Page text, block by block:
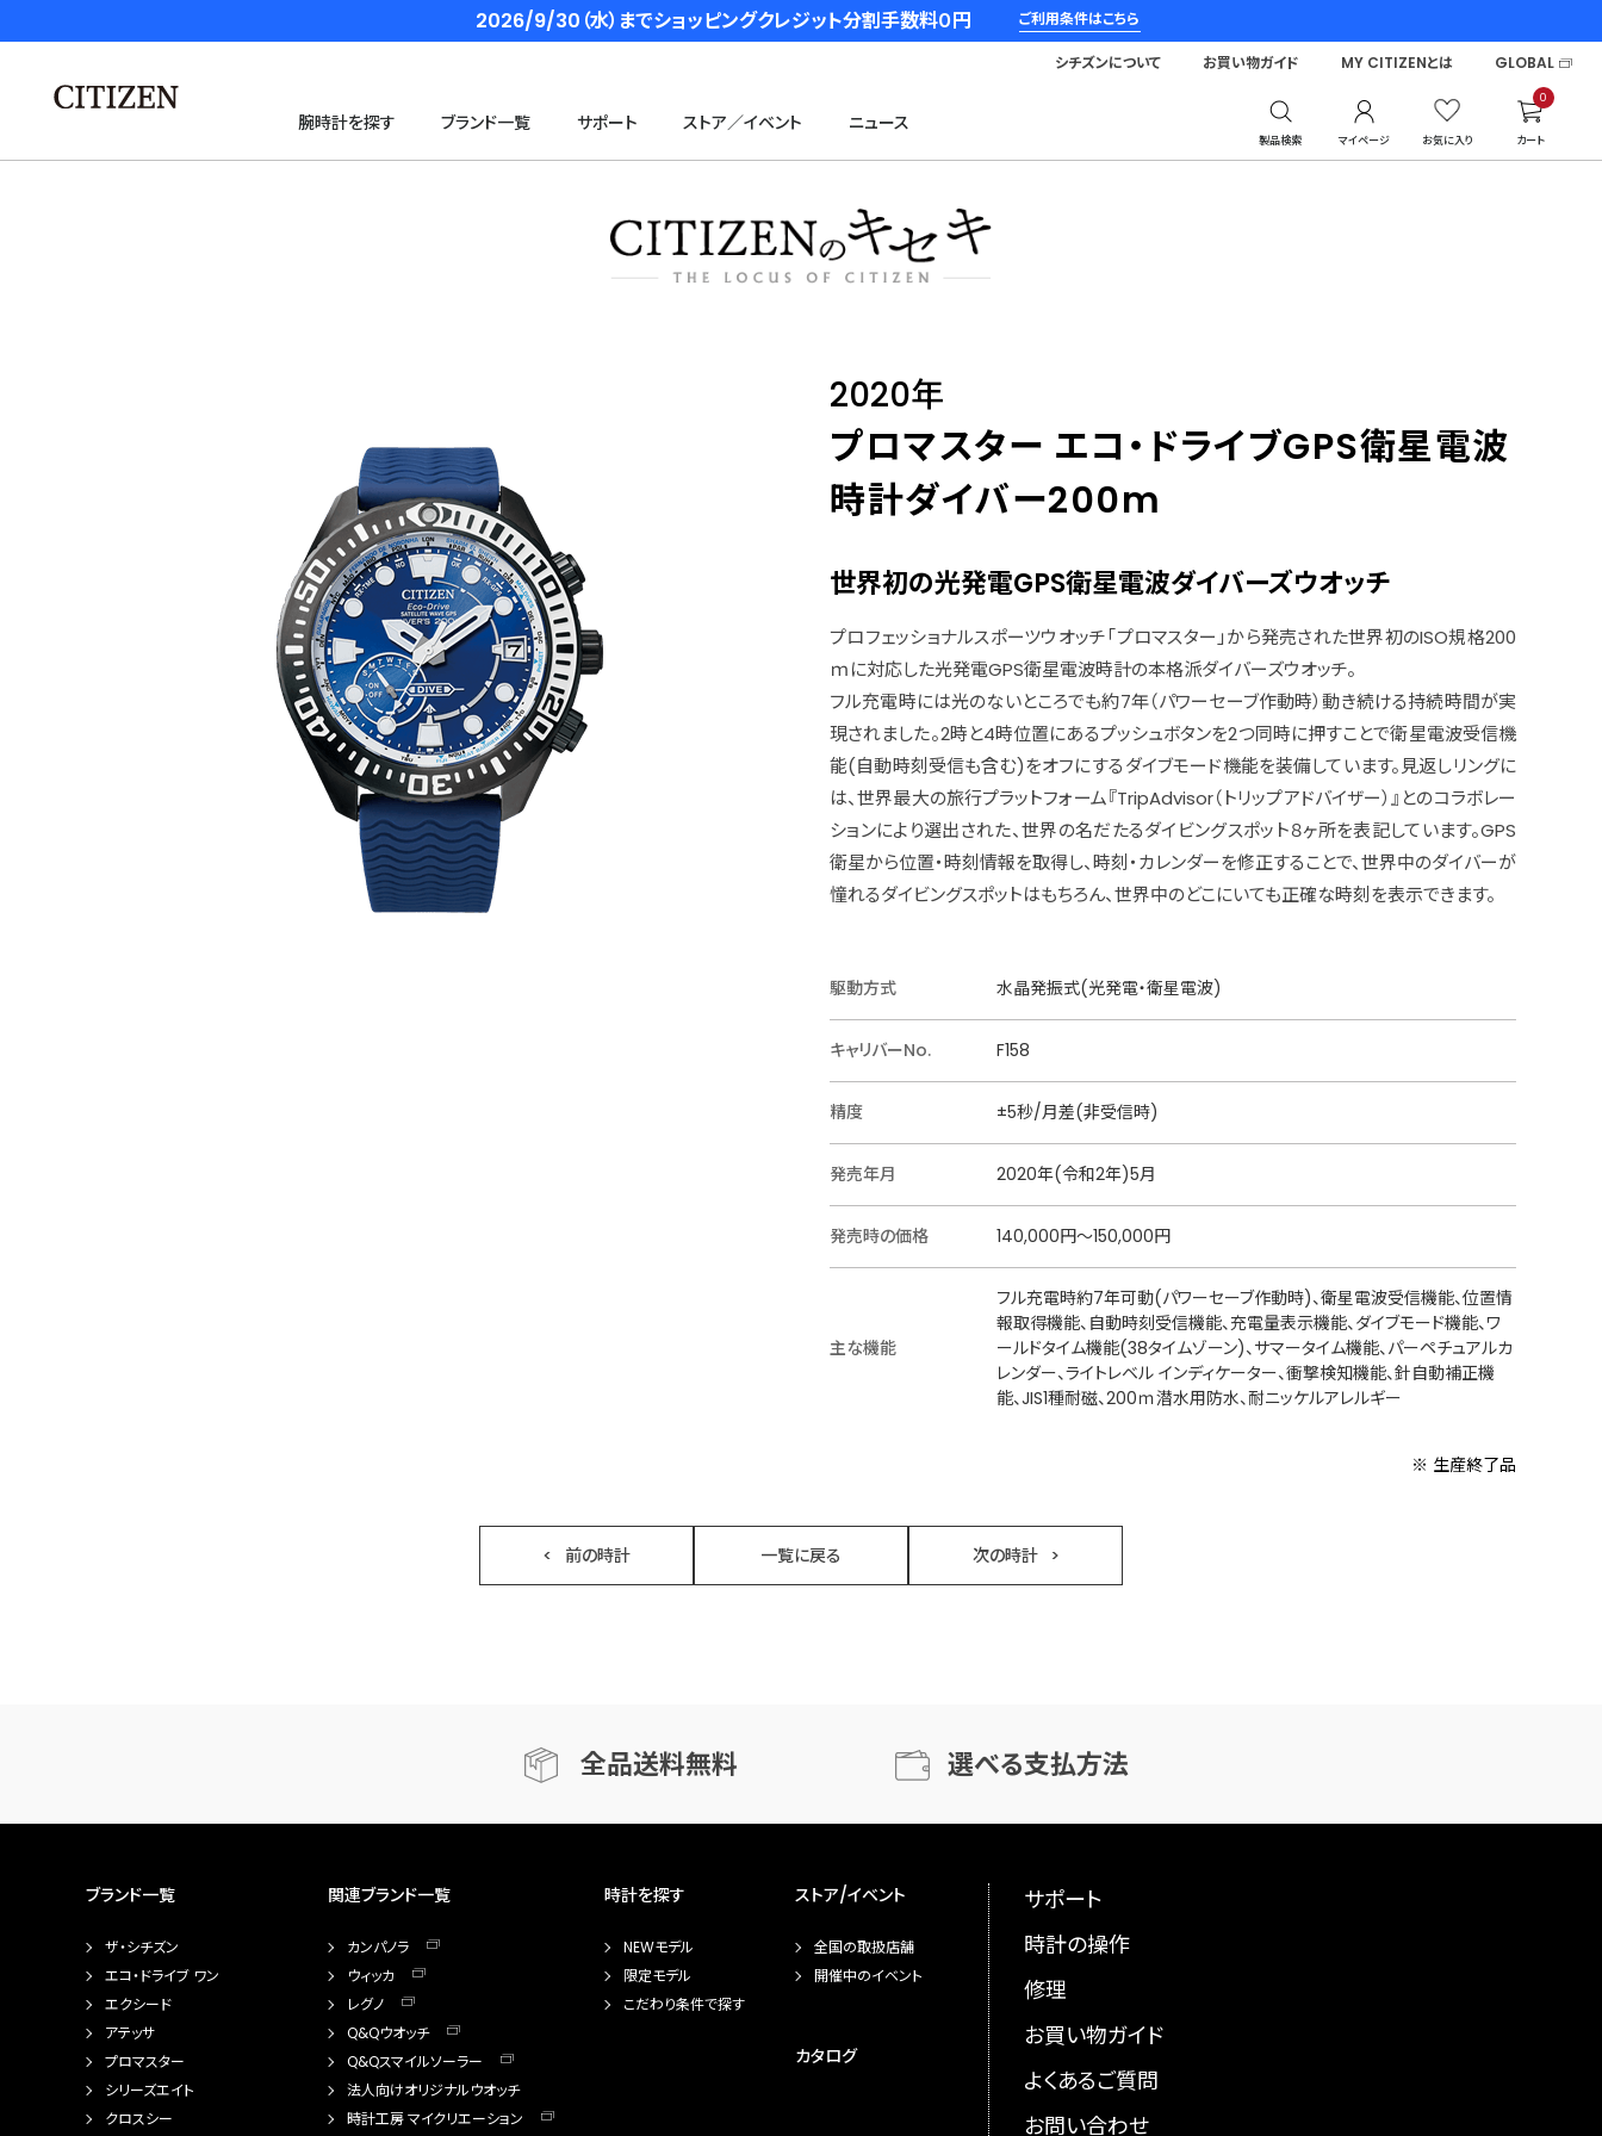
2026/9/30（水）までショッピングクレジット分割手数料０円 ご利用条件はこちら
腕時計を探す ブランド一覧 サポート ストア／イベント ニュース
製品検索 マイページ お気に入り
0
カート
シチズンについて お買い物ガイド MY CITIZENとは GLOBAL
2020年
プロマスター エコ・ドライブGPS衛星電波
時計ダイバー200m
世界初の光発電GPS衛星電波ダイバーズウオッチ
プロフェッショナルスポーツウオッチ「プロマスター」から発売された世界初のISO規格200
ｍに対応した光発電GPS衛星電波時計の本格派ダイバーズウオッチ。
フル充電時には光のないところでも約7年（パワーセーブ作動時）動き続ける持続時間が実
現されました。2時と4時位置にあるプッシュボタンを2つ同時に押すことで衛星電波受信機
能(自動時刻受信も含む)をオフにするダイブモード機能を装備しています。見返しリングに
は、世界最大の旅行プラットフォーム『TripAdvisor（トリップアドバイザー）』とのコラボレー
ションにより選出された、世界の名だたるダイビングスポット８ヶ所を表記しています。GPS
衛星から位置・時刻情報を取得し、時刻・カレンダーを修正することで、世界中のダイバーが
憧れるダイビングスポットはもちろん、世界中のどこにいても正確な時刻を表示できます。
駆動方式 水晶発振式(光発電・衛星電波)
キャリバーNo. F158
精度 ±5秒/月差(非受信時)
発売年月 2020年(令和2年)5月
発売時の価格 140,000円～150,000円
主な機能
フル充電時約7年可動(パワーセーブ作動時)、衛星電波受信機能、位置情
報取得機能、自動時刻受信機能、充電量表示機能、ダイブモード機能、ワ
ールドタイム機能(38タイムゾーン)、サマータイム機能、パーペチュアルカ
レンダー、ライトレベル インディケーター、衝撃検知機能、針自動補正機
能、JIS1種耐磁、200ｍ潜水用防水、耐ニッケルアレルギー
※ 生産終了品
前の時計 一覧に戻る 次の時計
全品送料無料 選べる支払方法
ブランド一覧
ザ・シチズン
エコ・ドライブ ワン
エクシード
アテッサ
プロマスター
シリーズエイト
クロスシー
関連ブランド一覧
カンパノラ
ウィッカ
レグノ
Q&Qウオッチ
Q&Qスマイルソーラー
法人向けオリジナルウオッチ
時計工房 マイクリエーション
時計を探す
NEWモデル
限定モデル
こだわり条件で探す
ストア/イベント
全国の取扱店舗
開催中のイベント
カタログ
サポート
時計の操作
修理
お買い物ガイド
よくあるご質問
お問い合わせ